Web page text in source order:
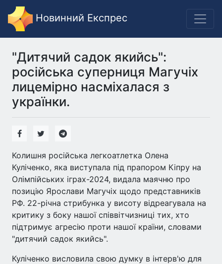
Новинний Експрес
"Дитячий садок якийсь":
російська суперниця Магучіх
лицемірно насміхалася з
українки.
Колишня російська легкоатлетка Олена
Куліченко, яка виступала під прапором Кіпру на
Олімпійських іграх-2024, видала маячню про
позицію Ярослави Магучіх щодо представників
РФ. 22-річна стрибунка у висоту відреагувала на
критику з боку нашої співвітчизниці тих, хто
підтримує агресію проти нашої країни, словами
"дитячий садок якийсь".
Куліченко висловила свою думку в інтерв'ю для